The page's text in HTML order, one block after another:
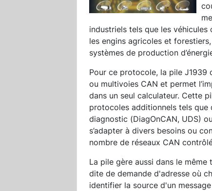
industriels tels que les
les engins agricoles et
systèmes de production
Pour ce protocole, la pile J1939
ou multivoies CAN et permet
dans un seul calculateur. Cette
protocoles additionnels tels
diagnostic (DiagOnCAN, UDS)
s’adapter à divers besoins ou
nombre de réseaux CAN
La pile gère aussi dans le même
dite de demande d'adresse où
identifier la source d'un